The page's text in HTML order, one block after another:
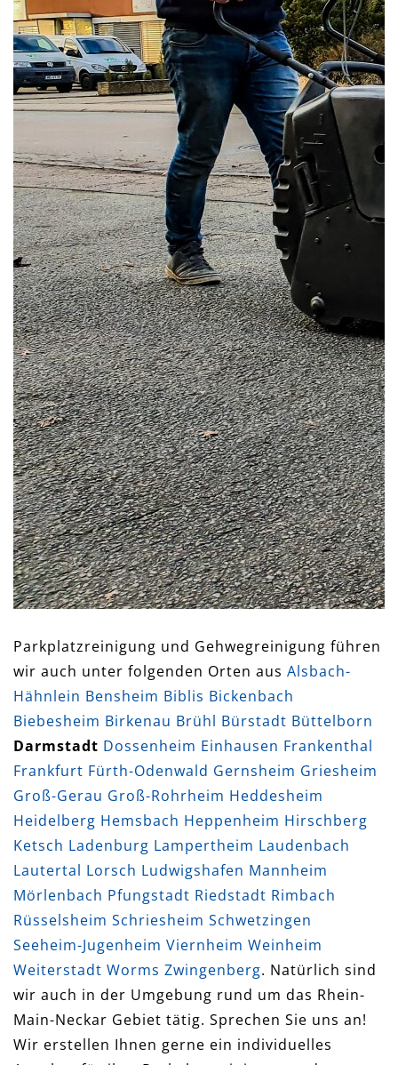
Parkplatzreinigung und Gehwegreinigung führen
wir auch unter folgenden Orten aus Alsbach-
Hähnlein Bensheim Biblis Bickenbach
Biebesheim Birkenau Brühl Bürstadt Büttelborn
Darmstadt Dossenheim Einhausen Frankenthal
Frankfurt Fürth-Odenwald Gernsheim Griesheim
Groß-Gerau Groß-Rohrheim Heddesheim
Heidelberg Hemsbach Heppenheim Hirschberg
Ketsch Ladenburg Lampertheim Laudenbach
Lautertal Lorsch Ludwigshafen Mannheim
Mörlenbach Pfungstadt Riedstadt Rimbach
Rüsselsheim Schriesheim Schwetzingen
Seeheim-Jugenheim Viernheim Weinheim
Weiterstadt Worms Zwingenberg. Natürlich sind
wir auch in der Umgebung rund um das Rhein-
Main-Neckar Gebiet tätig. Sprechen Sie uns an!
Wir erstellen Ihnen gerne ein individuelles